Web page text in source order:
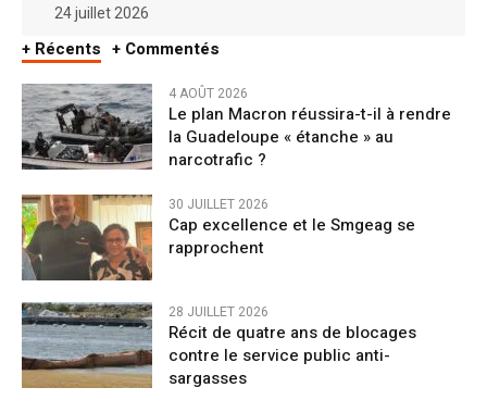
24 juillet 2026
+ Récents + Commentés
4 AOÛT 2026
Le plan Macron réussira-t-il à rendre
la Guadeloupe « étanche » au
narcotrafic ?
30 JUILLET 2026
Cap excellence et le Smgeag se
rapprochent
28 JUILLET 2026
Récit de quatre ans de blocages
contre le service public anti-
sargasses